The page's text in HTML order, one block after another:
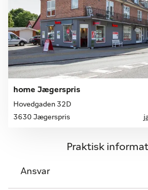
home Jægerspris
Hovedgaden 32D
3630 Jægerspris
Praktisk
Ansvar